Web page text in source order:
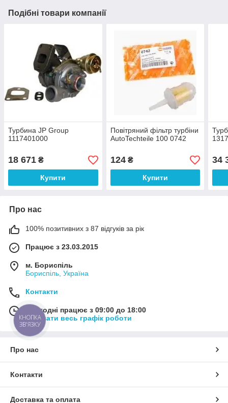
Подібні товари компанії
Турбина JP Group
1117401000
18 671 ₴
Купити
Повітряний фільтр турбіни
AutoTechteile 100 0742
124₴
Купити
34
Про нас
100% позитивних з 87 відгуків за рік
Працює з 23.03.2015
м. Бориспіль
Бориспіль, Україна
Контакти
Сьогодні працює з 09:00 до 18:00
Показати весь графік роботи
Про нас
Контакти
Доставка та оплата
КНОПКА
ЗВ'ЯЗКУ